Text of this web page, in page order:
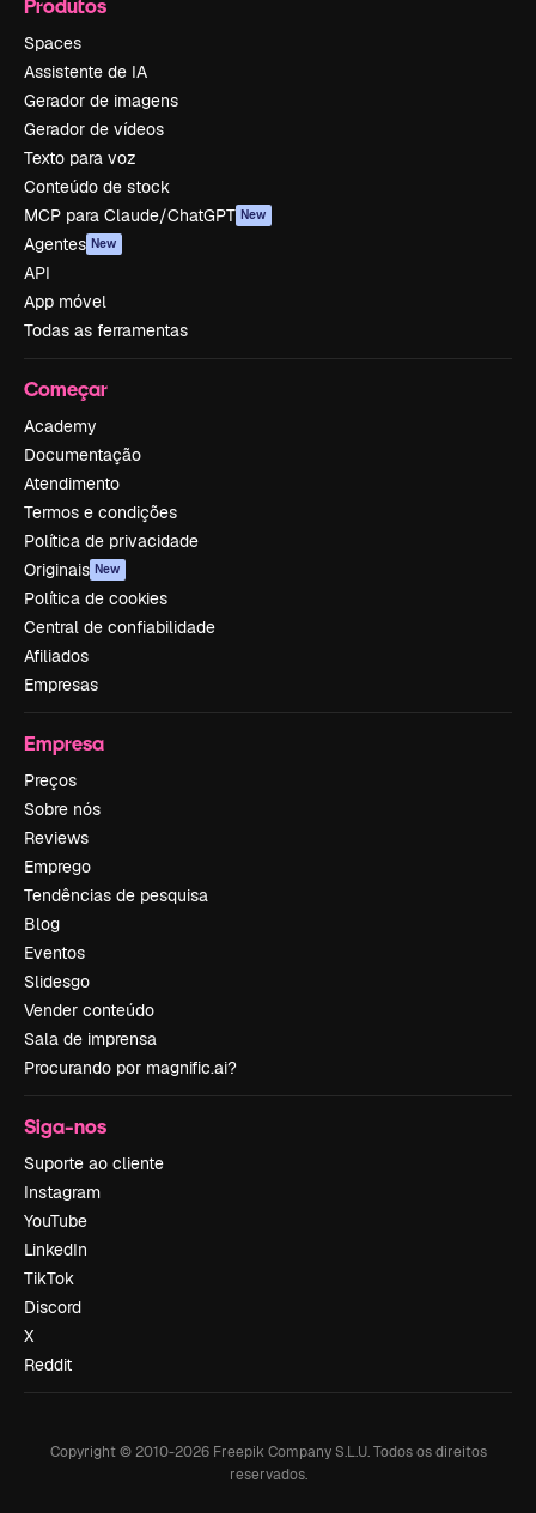
Produtos
Spaces
Assistente de IA
Gerador de imagens
Gerador de vídeos
Texto para voz
Conteúdo de stock
MCP para Claude/ChatGPT New
Agentes New
API
App móvel
Todas as ferramentas
Começar
Academy
Documentação
Atendimento
Termos e condições
Política de privacidade
Originais New
Política de cookies
Central de confiabilidade
Afiliados
Empresas
Empresa
Preços
Sobre nós
Reviews
Emprego
Tendências de pesquisa
Blog
Eventos
Slidesgo
Vender conteúdo
Sala de imprensa
Procurando por magnific.ai?
Siga-nos
Suporte ao cliente
Instagram
YouTube
LinkedIn
TikTok
Discord
X
Reddit
Copyright © 2010-2026Freepik Company S.L.U. Todos os direitos
reservados.